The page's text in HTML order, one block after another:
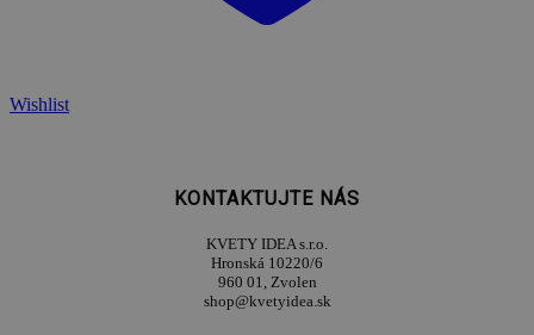
Wishlist
KONTAKTUJTE NÁS
KVETY IDEA s.r.o.
Hronská 10220/6
960 01, Zvolen
shop@kvetyidea.sk